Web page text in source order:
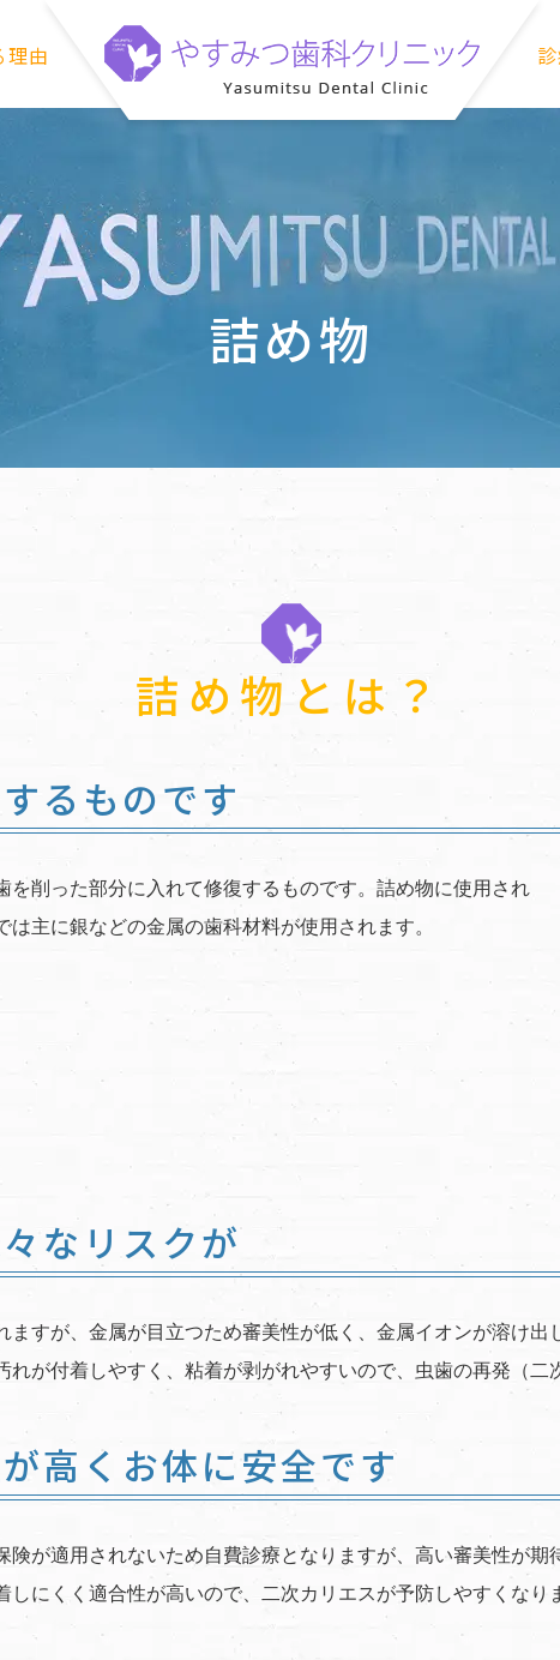
由
詰め物
詰め物とは？
るものです
削った部分に入れて修復するものです。詰め物に使用され
主に銀などの金属の歯科材料が使用されます。
なリスクが
すが、金属が目立つため審美性が低く、金属イオンが溶け
が付着しやすく、粘着が剥がれやすいので、虫歯の再発（
高くお体に安全です
険が適用されないため自費診療となりますが、高い審美性が
にくく適合性が高いので、二次カリエスが予防しやすくなり